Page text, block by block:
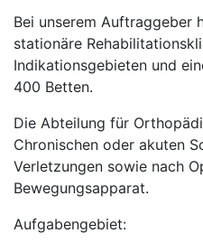
Bei unserem Auftraggeber
stationäre
Indikationsgebieten und
400 Betten.
Die Abteilung für
Chronischen oder akuten
Verletzungen sowie nach
Bewegungsapparat.
Aufgabengebiet: